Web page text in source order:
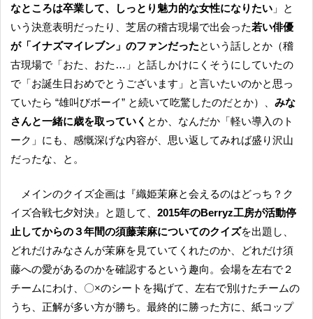
なところは卒業して、しっとり魅力的な女性になりたい 」と
いう決意表明だったり、芝居の稽古現場で出会った若い俳優
が「イナズマイレブン」のファンだったという話しとか（稽
古現場で「おた、おた…」と話しかけにくそうにしていたの
で「お誕生日おめでとうございます」と言いたいのかと思っ
ていたら “雄叫びボーイ” と続いて吃驚したのだとか）、 みな
さんと一緒に歳を取っていく とか、なんだか「軽い導入のト
ーク」にも、感慨深げな内容が、思い返してみれば盛り沢山
だったな、と。
メインのクイズ企画は『織姫茉麻と会えるのはどっち？ク
イズ合戦七夕対決』と題して、 2015年のBerryz工房が活動停
止してからの３年間の須藤茉麻についてのクイズを出題し、
どれだけみなさんが茉麻を見ていてくれたのか、どれだけ須
藤への愛があるのかを確認するという趣向。会場を左右で２
チームにわけ、〇×のシートを掲げて、左右で別けたチームの
うち、正解が多い方が勝ち。最終的に勝った方に、紙コップ